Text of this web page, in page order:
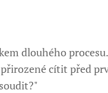
dlouhého
cítit před